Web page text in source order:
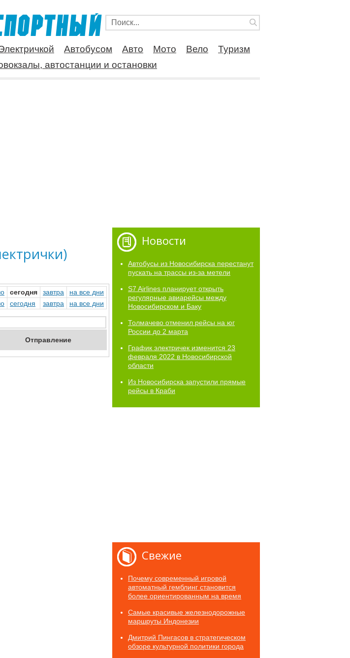
Автобусом Авто Мото Вело
Туризм
автостанции и остановки
сегодня завтра на все дни
сегодня завтра на все дни
Отправление
Новости
Автобусы из Новосибирска перестанут
пускать на трассы из-за метели
S7 Airlines планирует открыть
регулярные авиарейсы между
Новосибирском и Баку
Толмачево отменил рейсы на юг
России до 2 марта
График электричек изменится 23
февраля 2022 в Новосибирской
области
Из Новосибирска запустили прямые
рейсы в Краби
Свежие
Почему современный игровой
автоматный гемблинг становится
более ориентированным на время
Самые красивые железнодорожные
маршруты Индонезии
Дмитрий Пингасов в стратегическом
обзоре культурной политики города